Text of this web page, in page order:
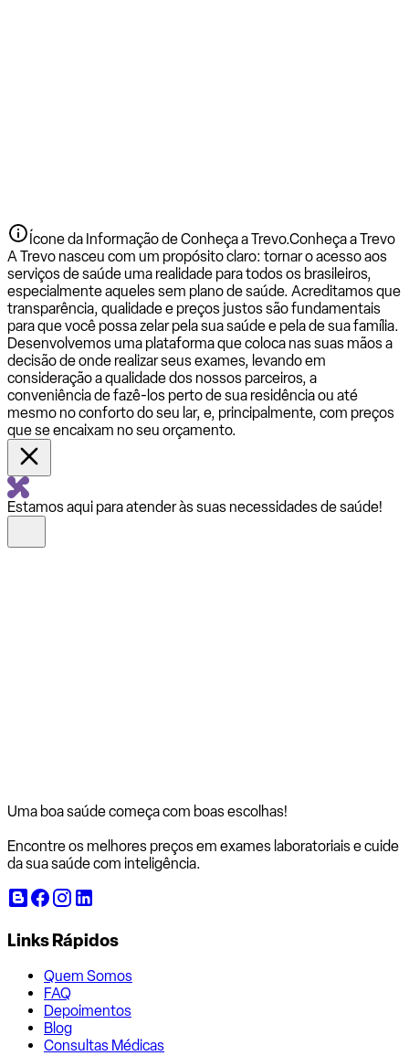
Ícone da Informação de Conheça a Trevo.Conheça a Trevo
A Trevo nasceu com um propósito claro: tornar o acesso aos
serviços de saúde uma realidade para todos os brasileiros,
especialmente aqueles sem plano de saúde. Acreditamos que
transparência, qualidade e preços justos são fundamentais
para que você possa zelar pela sua saúde e pela de sua família.
Desenvolvemos uma plataforma que coloca nas suas mãos a
decisão de onde realizar seus exames, levando em
consideração a qualidade dos nossos parceiros, a
conveniência de fazê-los perto de sua residência ou até
mesmo no conforto do seu lar, e, principalmente, com preços
que se encaixam no seu orçamento.
Estamos aqui para atender às suas necessidades de saúde!
Uma boa saúde começa com boas escolhas!
Encontre os melhores preços em exames laboratoriais e cuide
da sua saúde com inteligência.
Links Rápidos
Quem Somos
FAQ
Depoimentos
Blog
Consultas Médicas